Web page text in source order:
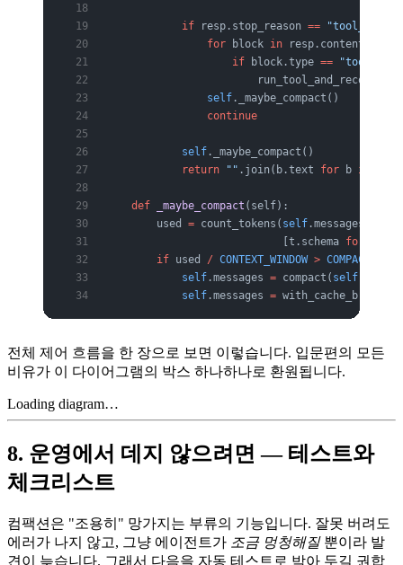
            if
resp.stop_reason == "tool_use"
                for
block in resp.content:
                    if
block.type == "tool_use"
                        run_tool_and_record(
                self
                continue
            self
            return
"" .join(b.text for b in
    def
_maybe_compact (self):
        used
= count_tokens( self .messages,
                            [t.schema
for
        if
used / CONTEXT_WINDOW > COMPACT_AT
            self
.messages = compact( self
            self
.messages =
전체 제어 흐름을 한 장으로 보면 이렇습니다. 입문편의 모든
비유가 이 다이어그램의 박스 하나하나로 환원됩니다.
Loading diagram…
8. 운영에서 데지 않으려면 — 테스트와
체크리스트
컴팩션은 "조용히" 망가지는 부류의 기능입니다. 잘못 버려도
에러가 나지 않고, 그냥 에이전트가 조금 멍청해질뿐이라 발
견이 늦습니다. 그래서 다음을 자동 테스트로 박아 두길 권합